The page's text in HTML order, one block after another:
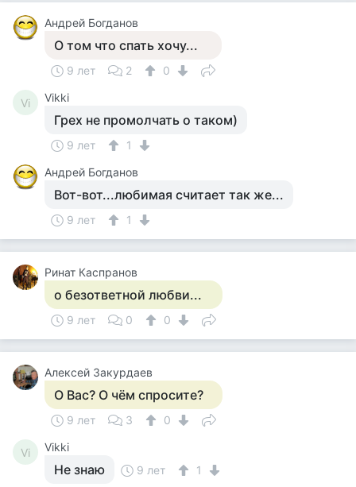
Андрей Богданов
О том что спать хочу...
9 лет 2 0
Vi Vikki
Грех не промолчать о таком)
9 лет
1
Андрей Богданов
Вот-вот...любимая считает так же...
9 лет 1
Ринат Каспранов
о безответной любви...
9 лет 0 0
Алексей Закурдаев
О Вас? О чём спросите?
9 лет 3 0
Vi Vikki
Не знаю 9 лет 1